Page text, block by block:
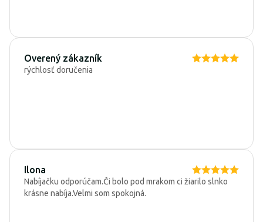
Overený zákazník
rýchlosť doručenia
Ilona
Nabíjačku odporúčam.Či bolo pod mrakom ci žiarilo slnko
krásne nabíja.Velmi som spokojná.